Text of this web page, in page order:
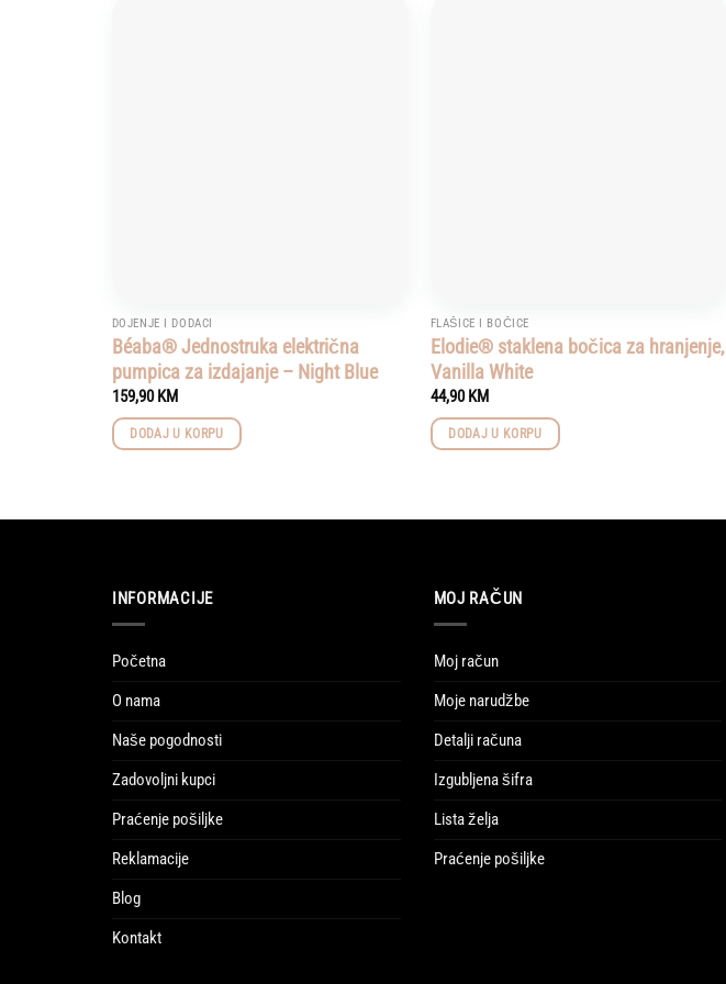
DOJENJE I DODACI
Béaba® Jednostruka električna
pumpica za izdajanje – Night Blue
159,90KM
DODAJ U KORPU
FLAŠICE I BOČICE
Elodie® staklena bočica za hranjenje,
Vanilla White
44,90KM
DODAJ U KORPU
INFORMACIJE
Početna
O nama
Naše pogodnosti
Zadovoljni kupci
Praćenje pošiljke
Reklamacije
Blog
Kontakt
MOJ RAČUN
Moj račun
Moje narudžbe
Detalji računa
Izgubljena šifra
Lista želja
Praćenje pošiljke